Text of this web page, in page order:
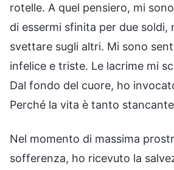
rotelle. A quel pensiero, mi
di essermi sfinita per due soldi,
svettare sugli altri. Mi sono
infelice e triste. Le lacrime mi
Dal fondo del cuore, ho
Perché la vita è tanto
Nel momento di massima
sofferenza, ho ricevuto la